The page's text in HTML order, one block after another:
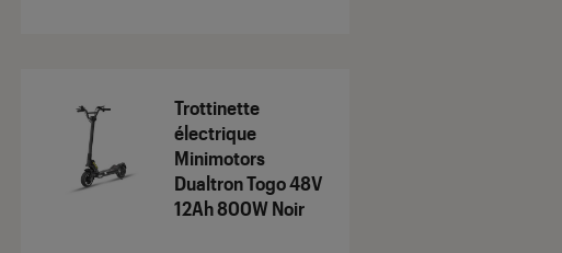
Trottinette
électrique
Minimotors
Dualtron Togo 48V
12Ah 800W Noir